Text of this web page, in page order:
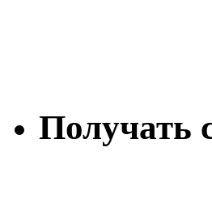
Получать